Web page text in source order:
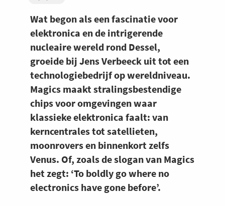
Wat begon als een fascinatie voor
elektronica en de intrigerende
nucleaire wereld rond Dessel,
groeide bij Jens Verbeeck uit tot een
technologiebedrijf op wereldniveau.
Magics maakt stralingsbestendige
chips voor omgevingen waar
klassieke elektronica faalt: van
kerncentrales tot satellieten,
moonrovers en binnenkort zelfs
Venus. Of, zoals de slogan van Magics
het zegt: ‘To boldly go where no
electronics have gone before’.